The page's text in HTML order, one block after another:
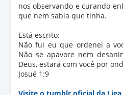
nos observando e curando
que nem sabia que tinha.
Está escrito:
Não fui eu que ordenei a
Não se apavore nem
Deus, estará com você por
Josué 1:9